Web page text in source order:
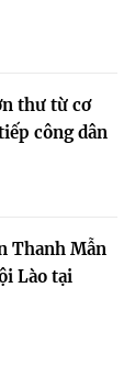
thư từ cơ
công dân
Thanh Mẫn
Lào tại